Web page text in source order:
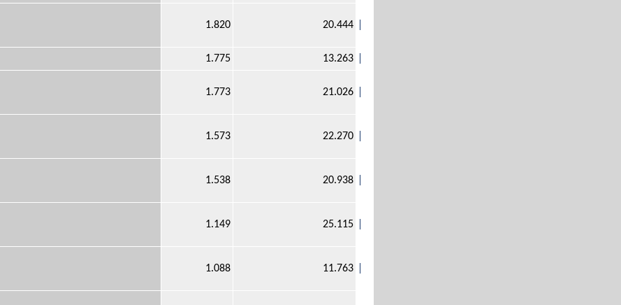
1.820 20.444
1.775
13.263
1.773 21.026
1.573 22.270
1.538 20.938
1.149 25.115
1.088 11.763